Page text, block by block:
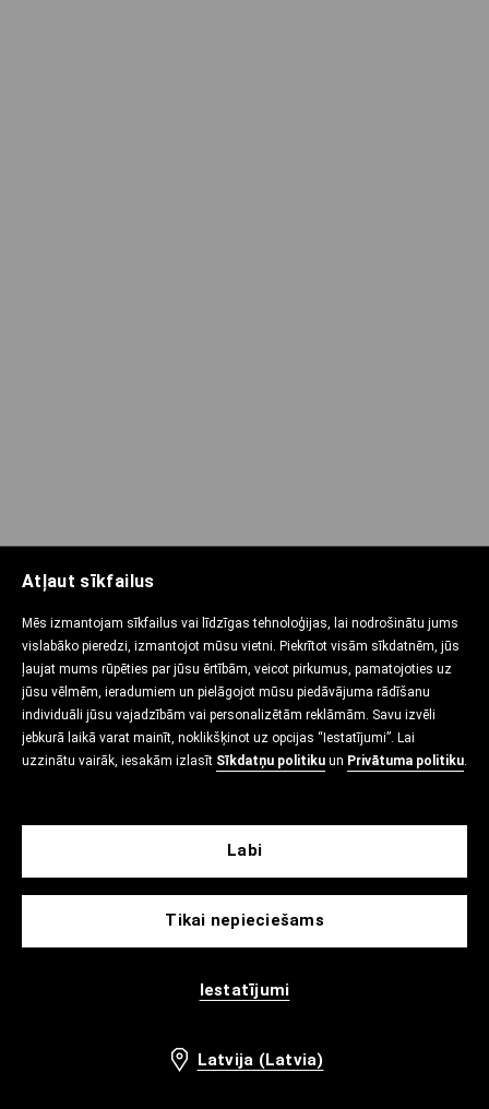
Atļaut sīkfailus
Mēs izmantojam sīkfailus vai līdzīgas tehnoloģijas, lai nodrošinātu jums
vislabāko pieredzi, izmantojot mūsu vietni. Piekrītot visām sīkdatnēm, jūs
ļaujat mums rūpēties par jūsu ērtībām, veicot pirkumus, pamatojoties uz
jūsu vēlmēm, ieradumiem un pielāgojot mūsu piedāvājuma rādīšanu
individuāli jūsu vajadzībām vai personalizētām reklāmām. Savu izvēli
jebkurā laikā varat mainīt, noklikšķinot uz opcijas “Iestatījumi”. Lai
uzzinātu vairāk, iesakām izlasīt Sīkdatņu politiku un Privātuma politiku.
Tikai nepieciešams
Iestatījumi
Labi
Latvija (Latvia)